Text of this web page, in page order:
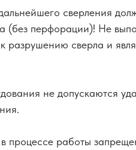
сверления
(без перфорации)! Не
разрушению сверла и
не допускаются
процессе работы